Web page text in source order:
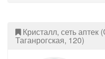
Кристалл, сеть аптек
Таганрогская, 120)